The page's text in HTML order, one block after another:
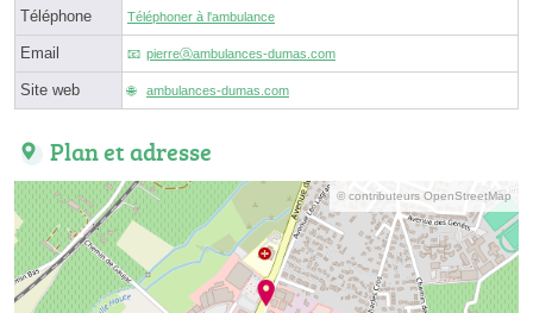
Téléphone Téléphoner à l'ambulance
Email pierreⓐambulances-dumas.com
Site web ambulances-dumas.com
Plan et adresse
© contributeurs OpenStreetMap